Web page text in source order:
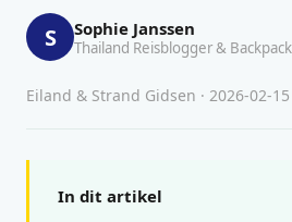
S Sophie Janssen
Thailand Reisblogger &
Eiland & Strand Gidsen · 2026-02-
In dit artikel